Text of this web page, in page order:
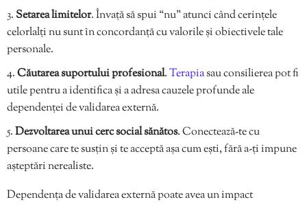
Setarea limitelor. Învață să spui “nu” atunci când cerințele
celorlalți nu sunt în concordanță cu valorile și obiectivele tale
personale.
Căutarea suportului profesional.Terapiasau consilierea pot fi
utile pentru a identifica și a adresa cauzele profunde ale
dependenței de validarea externă.
Dezvoltarea unui cerc social sănătos. Conectează-te cu
persoane care te susțin și te acceptă așa cum ești, fără a-ți impune
așteptări nerealiste.
Dependența de validarea externă poate avea un impact